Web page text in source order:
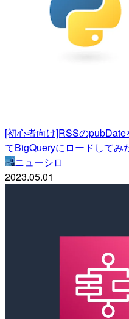
[初心者向け]RSSの
てBigQueryにロードしてみ
ニューシロ
2023.05.01